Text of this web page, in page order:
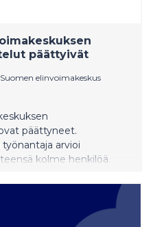
päättyivät
elinvoimakeskus
päättyneet.
arvioi
kolme henkilöä.